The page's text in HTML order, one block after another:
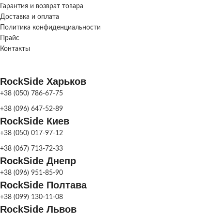
Гарантия и возврат товара
Доставка и оплата
Политика конфиденциальности
Прайс
Контакты
RockSide Харьков
+38 (050) 786-67-75
+38 (096) 647-52-89
RockSide Киев
+38 (050) 017-97-12
+38 (067) 713-72-33
RockSide Днепр
+38 (096) 951-85-90
RockSide Полтава
+38 (099) 130-11-08
RockSide Львов